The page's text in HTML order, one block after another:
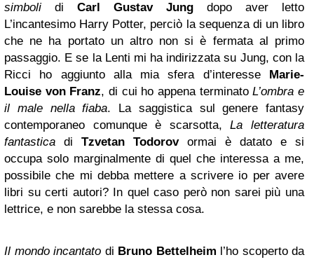
simboli di Carl Gustav Jung dopo aver letto
L’incantesimo Harry Potter, perciò la sequenza di un libro
che ne ha portato un altro non si è fermata al primo
passaggio. E se la Lenti mi ha indirizzata su Jung, con la
Ricci ho aggiunto alla mia sfera d’interesse Marie-
Louise von Franz, di cui ho appena terminatoL’ombra e
il male nella fiaba. La saggistica sul genere fantasy
contemporaneo comunque è scarsotta,La letteratura
fantastica di Tzvetan Todorovormai è datato e si
occupa solo marginalmente di quel che interessa a me,
possibile che mi debba mettere a scrivere io per avere
libri su certi autori? In quel caso però non sarei più una
lettrice, e non sarebbe la stessa cosa.
Il mondo incantato di Bruno Bettelheim l’ho scoperto da